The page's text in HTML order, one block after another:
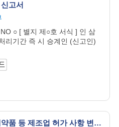
고서
○ [ 별지 제○호 서식 ] 인 삼
리기간 즉 시 승계인 (신고인)
의약품 판매업, 의약품 등 제조업 허가 사항 변경 허가 신청서